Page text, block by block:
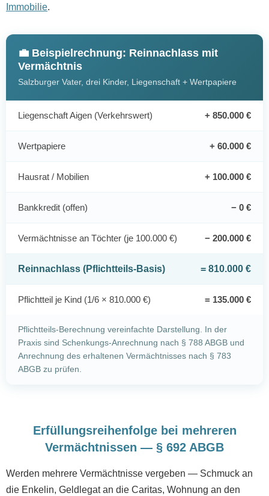
Immobilie.
💼 Beispielrechnung: Reinnachlass mit
Vermächtnis
Salzburger Vater, drei Kinder, Liegenschaft + Wertpapiere
Liegenschaft Aigen (Verkehrswert) + 850.000 €
Wertpapiere + 60.000 €
Hausrat / Mobilien + 100.000 €
Bankkredit (offen) − 0 €
Vermächtnisse an Töchter (je 100.000 €) − 200.000 €
Reinnachlass (Pflichtteils-Basis) = 810.000 €
Pflichtteil je Kind (1/6 × 810.000 €) = 135.000 €
Pflichtteils-Berechnung vereinfachte Darstellung. In der
Praxis sind Schenkungs-Anrechnung nach § 788 ABGB und
Anrechnung des erhaltenen Vermächtnisses nach § 783
ABGB zu prüfen.
Erfüllungsreihenfolge bei mehreren
Vermächtnissen — § 692 ABGB
Werden mehrere Vermächtnisse vergeben — Schmuck an
die Enkelin, Geldlegat an die Caritas, Wohnung an den